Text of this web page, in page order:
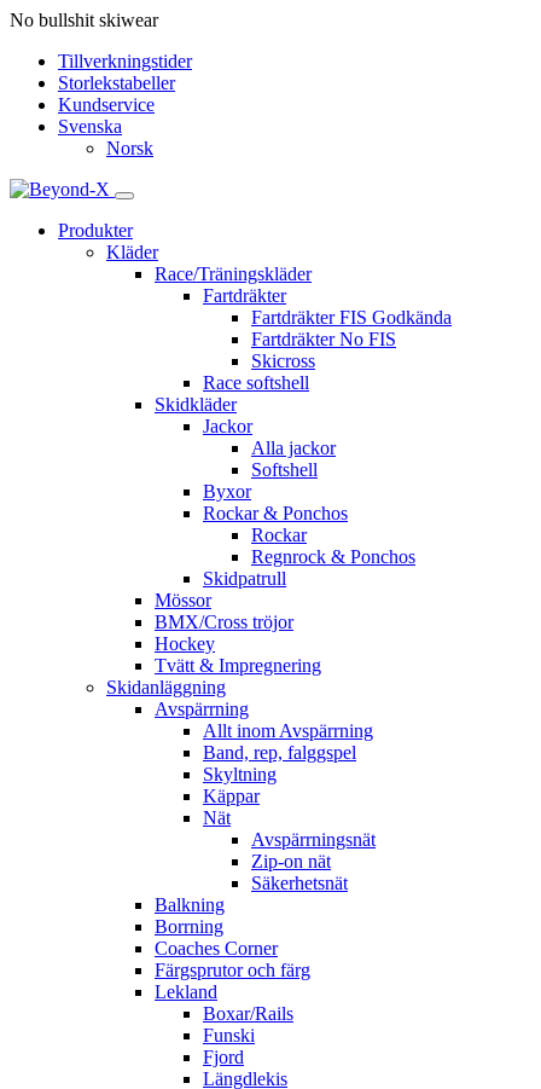
No bullshit skiwear
Tillverkningstider
Storlekstabeller
Kundservice
Svenska
Norsk
Produkter
Kläder
Race/Träningskläder
Fartdräkter
Fartdräkter FIS Godkända
Fartdräkter No FIS
Skicross
Race softshell
Skidkläder
Jackor
Alla jackor
Softshell
Byxor
Rockar & Ponchos
Rockar
Regnrock & Ponchos
Skidpatrull
Mössor
BMX/Cross tröjor
Hockey
Tvätt & Impregnering
Skidanläggning
Avspärrning
Allt inom Avspärrning
Band, rep, falggspel
Skyltning
Käppar
Nät
Avspärrningsnät
Zip-on nät
Säkerhetsnät
Balkning
Borrning
Coaches Corner
Färgsprutor och färg
Lekland
Boxar/Rails
Funski
Fjord
Längdlekis